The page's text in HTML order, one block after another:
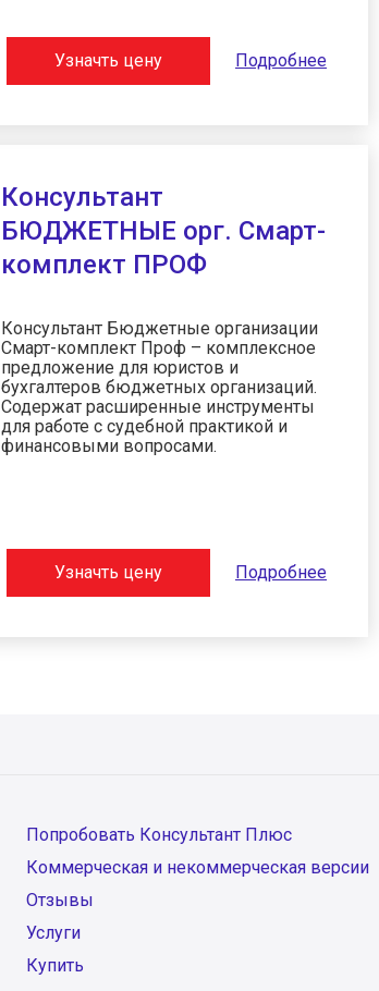
Узначть цену Подробнее
Консультант
БЮДЖЕТНЫЕ орг. Смарт-
комплект ПРОФ
Консультант Бюджетные организации
Смарт-комплект Проф – комплексное
предложение для юристов и
бухгалтеров бюджетных организаций.
Содержат расширенные инструменты
для работе с судебной практикой и
финансовыми вопросами.
Узначть цену Подробнее
Попробовать Консультант Плюс
Коммерческая и некоммерческая версии
Отзывы
Услуги
Купить